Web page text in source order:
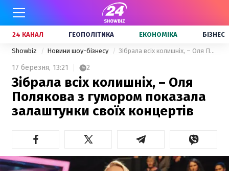
24 КАНАЛ ГЕОПОЛІТИКА ЕКОНОМІКА БІЗНЕС
Showbiz Новини шоу-бізнесу Зібрала всіх колишніх, – Оля Полякова з гумором показала залаштунки своїх концертів
17 березня, 13:21 2
Зібрала всіх колишніх, – Оля
Полякова з гумором показала
залаштунки своїх концертів